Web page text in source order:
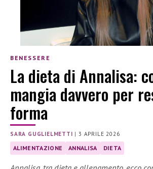
BENESSERE
La dieta di Annalisa:
mangia davvero per
forma
SARA GUGLIELMETTI |3 APRILE 2026
ALIMENTAZIONE ANNALISA DIETA